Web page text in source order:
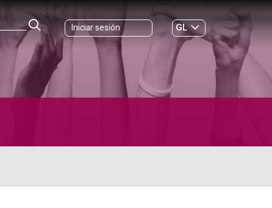
Iniciar sesión
GL
ES|